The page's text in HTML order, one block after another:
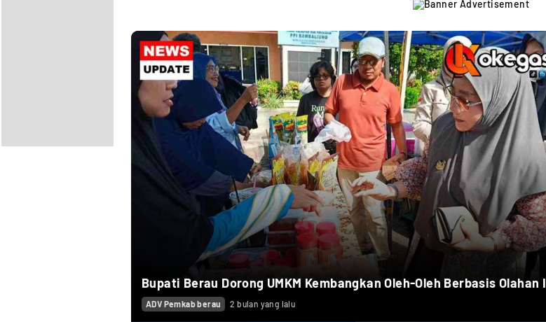
Bupati Berau Dorong UMKM Kembangkan Oleh-Oleh Berbasis Olahan
ADV Pemkab berau 2 bulan yang lalu